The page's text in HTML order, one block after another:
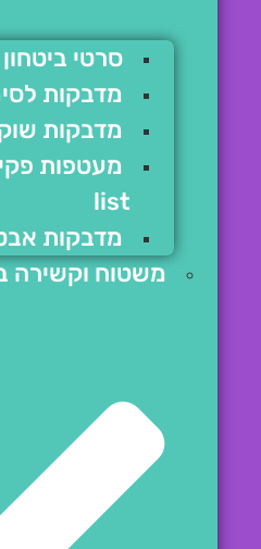
סרטי ביטחון
מדבקות
מדבקות
list
מדבקות
משטוח וקשירה